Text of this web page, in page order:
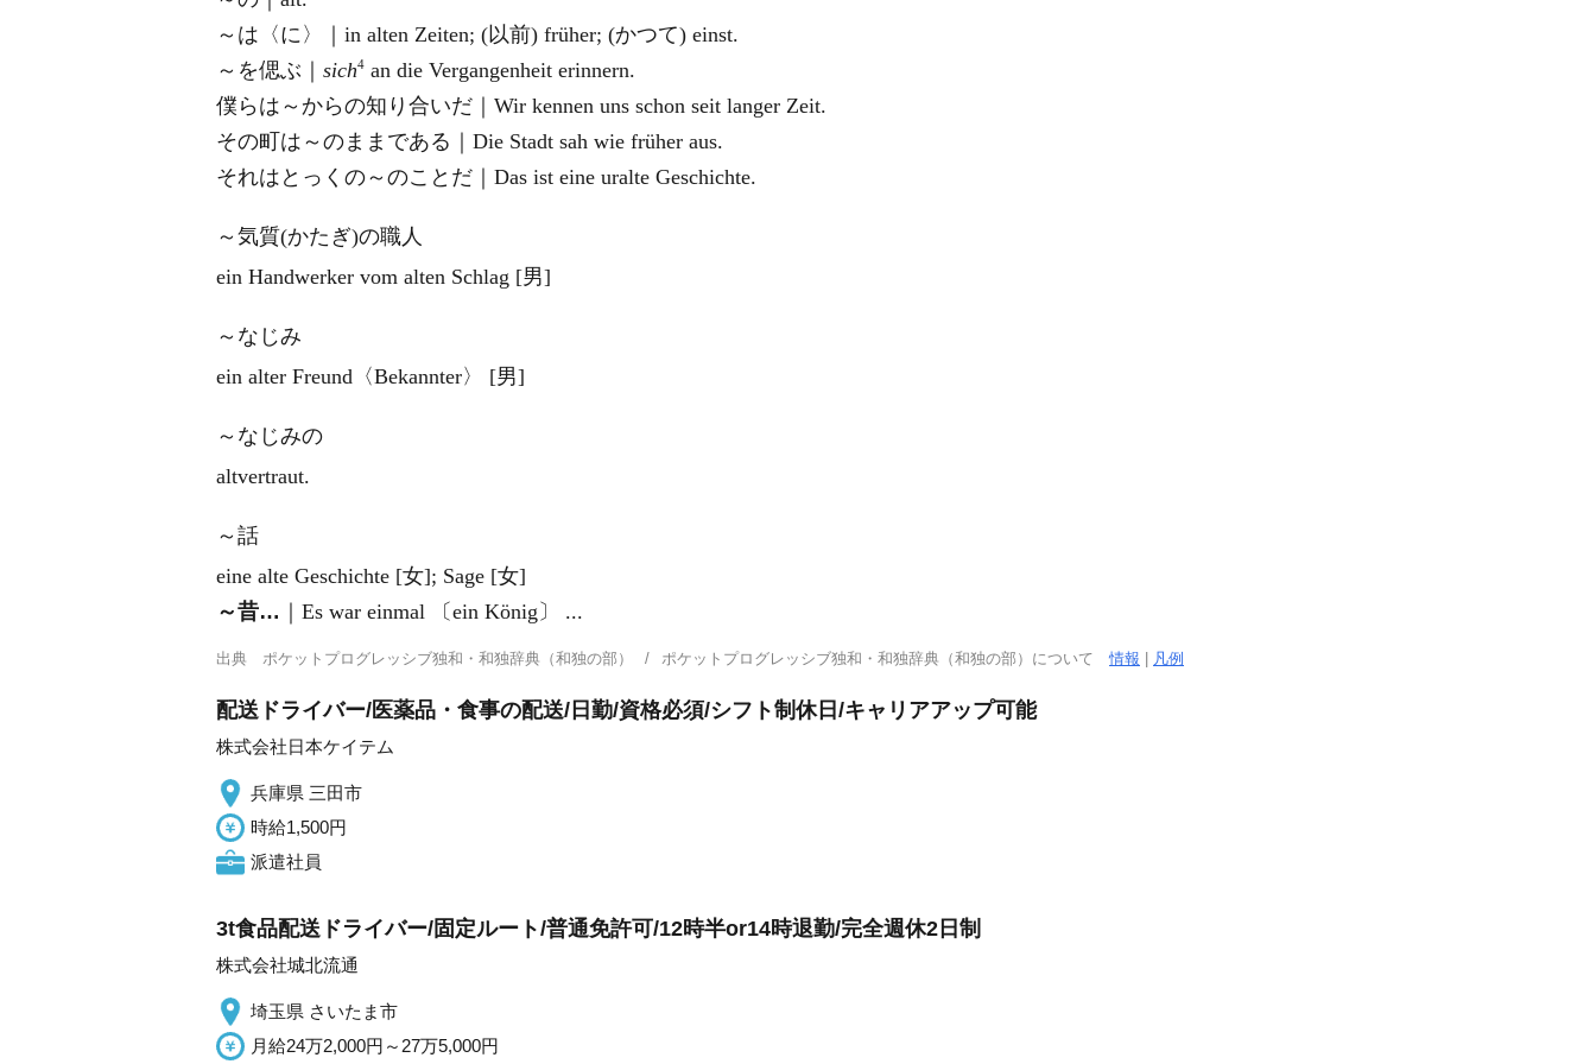
～は〈に〉｜in alten Zeiten; (以前) früher; (かつて) einst.
～を偲ぶ｜ sich4 an die Vergangenheit erinnern.
僕らは～からの知り合いだ｜Wir kennen uns schon seit langer Zeit.
その町は～のままである｜Die Stadt sah wie früher aus.
それはとっくの～のことだ｜Das ist eine uralte Geschichte.
～気質(かたぎ)の職人
ein Handwerker vom alten Schlag [男]
～なじみ
ein alter Freund〈Bekannter〉 [男]
～なじみの
altvertraut.
～話
eine alte Geschichte [女]; Sage [女]
～昔… ｜Es war einmal 〔ein König〕 ...
出典 ポケットプログレッシブ独和・和独辞典（和独の部） ポケットプログレッシブ独和・和独辞典（和独の部）について情報 凡例
配送ドライバー/医薬品・食事の配送/日勤/資格必須/シフト制休日/キャリアアップ可能
株式会社日本ケイテム
兵庫県 三田市
時給1,500円
派遣社員
3t食品配送ドライバー/固定ルート/普通免許可/12時半or14時退勤/完全週休2日制
株式会社城北流通
埼玉県 さいたま市
月給24万2,000円～27万5,000円